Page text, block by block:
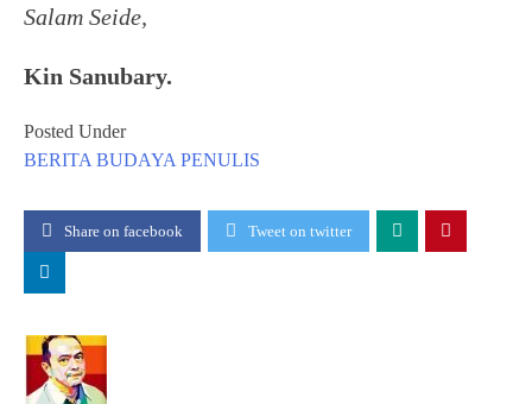
Salam Seide,
Kin Sanubary.
Posted Under
BERITA BUDAYA PENULIS
Share on facebook Tweet on twitter